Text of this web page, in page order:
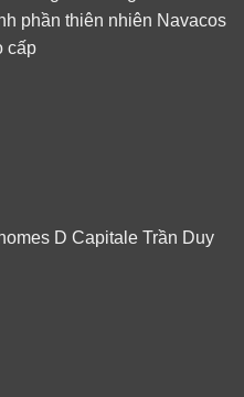
phần thiên nhiên Navacos
cấp
D Capitale Trần Duy